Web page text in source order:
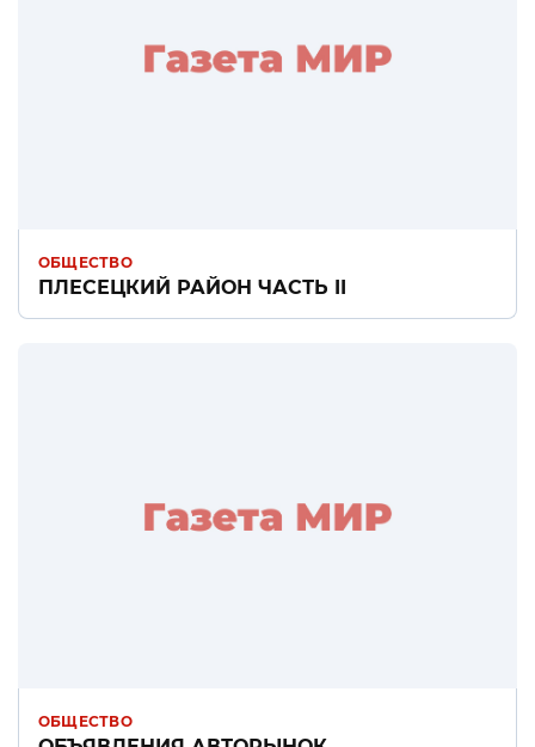
ОБЩЕСТВО
ПЛЕСЕЦКИЙ РАЙОН ЧАСТЬ II
ОБЩЕСТВО